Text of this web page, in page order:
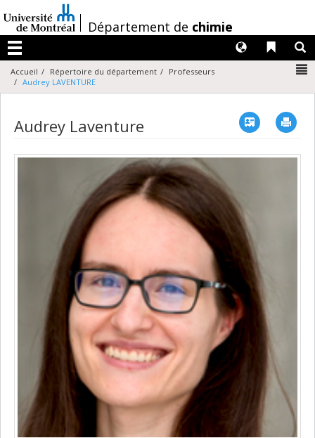
au
contenu
/Département de chimie
Menu
Liens
Langues
Accueil Répertoire du département
Professeurs
Audrey LAVENTURE
Audrey Laventure Vcard